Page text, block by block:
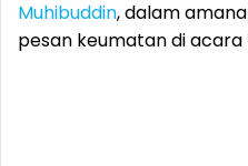
Muhibuddin, dalam
pesan keumatan di